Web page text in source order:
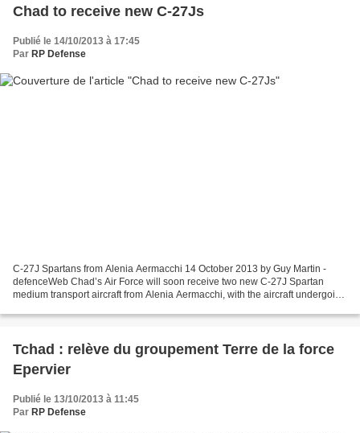
Chad to receive new C-27Js
Publié le 14/10/2013 à 17:45
Par RP Defense
C-27J Spartans from Alenia Aermacchi 14 October 2013 by Guy Martin -
defenceWeb Chad’s Air Force will soon receive two new C-27J Spartan
medium transport aircraft from Alenia Aermacchi, with the aircraft undergoing
Tchad : relève du groupement Terre de la force
Epervier
Publié le 13/10/2013 à 11:45
Par RP Defense